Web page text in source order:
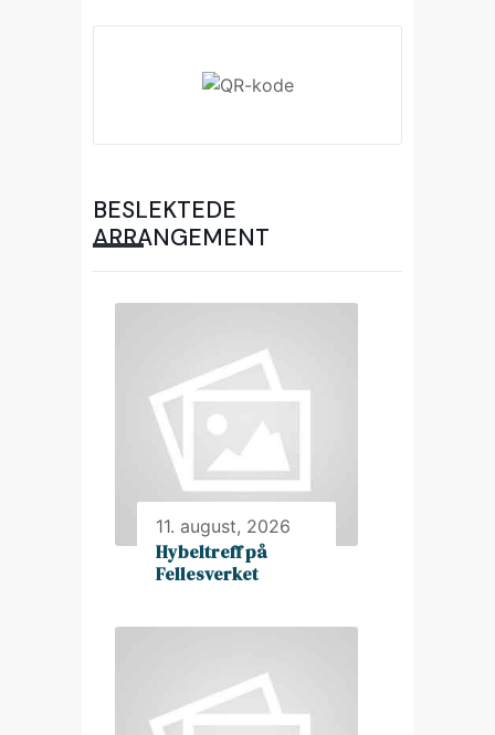
BESLEKTEDE
ARRANGEMENT
11. august, 2026
Hybeltreff på
Fellesverket